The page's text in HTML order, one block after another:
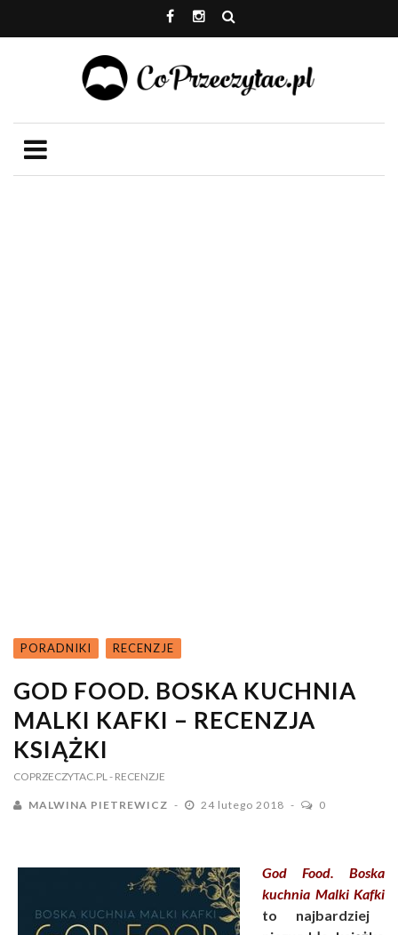
PORADNIKI RECENZJE
GOD FOOD. BOSKA KUCHNIA
MALKI KAFKI – RECENZJA
KSIĄŻKI
COPRZECZYTAC.PL - RECENZJE
MALWINA PIETREWICZ 24 lutego 2018 0
God Food. Boska
kuchnia Malki Kafki
to najbardziej